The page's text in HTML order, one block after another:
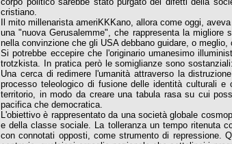
cristiano.
Il mito millenarista ameriKKKano, allora come oggi,
una "nuova Gerusalemme", che rappresenta la
nella convinzione che gli USA debbano guidare, o
Si potrebbe eccepire che l'originario umanesimo
trotzkista. In pratica però le somiglianze sono
Una cerca di redimere l'umanità attraverso la
processo teleologico di fusione delle identità culturali
territorio, in modo da creare una tabula rasa su cui
pacifica che democratica.
L'obiettivo è rappresentato da una società globale
e della classe sociale. La tolleranza un tempo ritenuta
con connotati opposti, come strumento di repressione.